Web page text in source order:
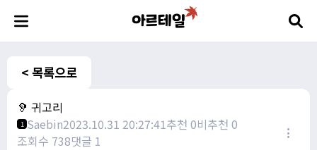
< 목록으로
🦻 귀고리
1 Saebin2023.10.31 20:27:41추천 0비추천 0
조회수 738댓글 1